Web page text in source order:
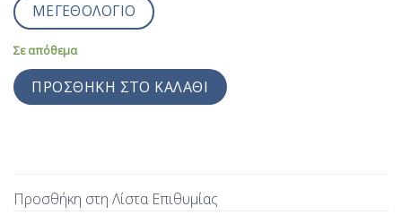
ΜΕΓΕΘΟΛΟΓΙΟ
Σε απόθεμα
ΠΡΟΣΘΉΚΗ ΣΤΟ ΚΑΛΆΘΙ
Προσθήκη στη Λίστα Επιθυμίας